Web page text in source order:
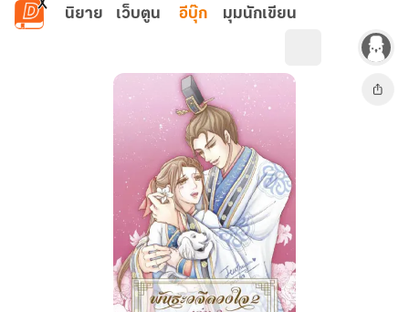
ข้ามไปยังเนื้อหาหลัก
นิยาย เว็บตูน อีบุ๊ก มุมนักเขียน